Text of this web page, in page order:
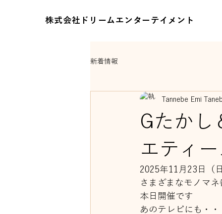
株式会社ドリームエンターテイメント
新着情報
Gたか
エティ
Tannebe Emi
2025年11月23日（
さまざまなモノマ
本日開催です
あのテレビにも・・